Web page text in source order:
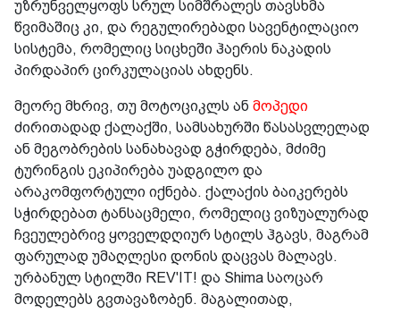
უზრუნველყოფს სრულ სიმშრალეს თავსხმა
წვიმაშიც კი, და რეგულირებადი სავენტილაციო
სისტემა, რომელიც სიცხეში ჰაერის ნაკადის
პირდაპირ ცირკულაციას ახდენს.
მეორე მხრივ, თუ მოტოციკლს ან მოპედი
ძირითადად ქალაქში, სამსახურში წასასვლელად
ან მეგობრების სანახავად გჭირდება, მძიმე
ტურინგის ეკიპირება უადგილო და
არაკომფორტული იქნება. ქალაქის ბაიკერებს
სჭირდებათ ტანსაცმელი, რომელიც ვიზუალურად
ჩვეულებრივ ყოველდღიურ სტილს ჰგავს, მაგრამ
ფარულად უმაღლესი დონის დაცვას მალავს.
ურბანულ სტილში REV'IT! და Shima საოცარ
მოდელებს გვთავაზობენ. მაგალითად,